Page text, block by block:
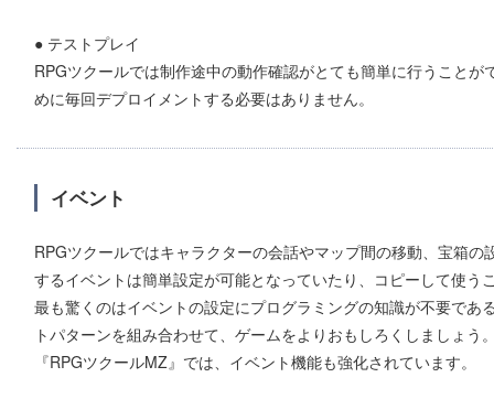
● テストプレイ
RPGツクールでは制作途中の動作確認がとても簡単に行うこと
めに毎回デプロイメントする必要はありません。
イベント
RPGツクールではキャラクターの会話やマップ間の移動、宝箱
するイベントは簡単設定が可能となっていたり、コピーして使う
最も驚くのはイベントの設定にプログラミングの知識が不要であ
トパターンを組み合わせて、ゲームをよりおもしろくしましょう
『RPGツクールMZ』では、イベント機能も強化されています。